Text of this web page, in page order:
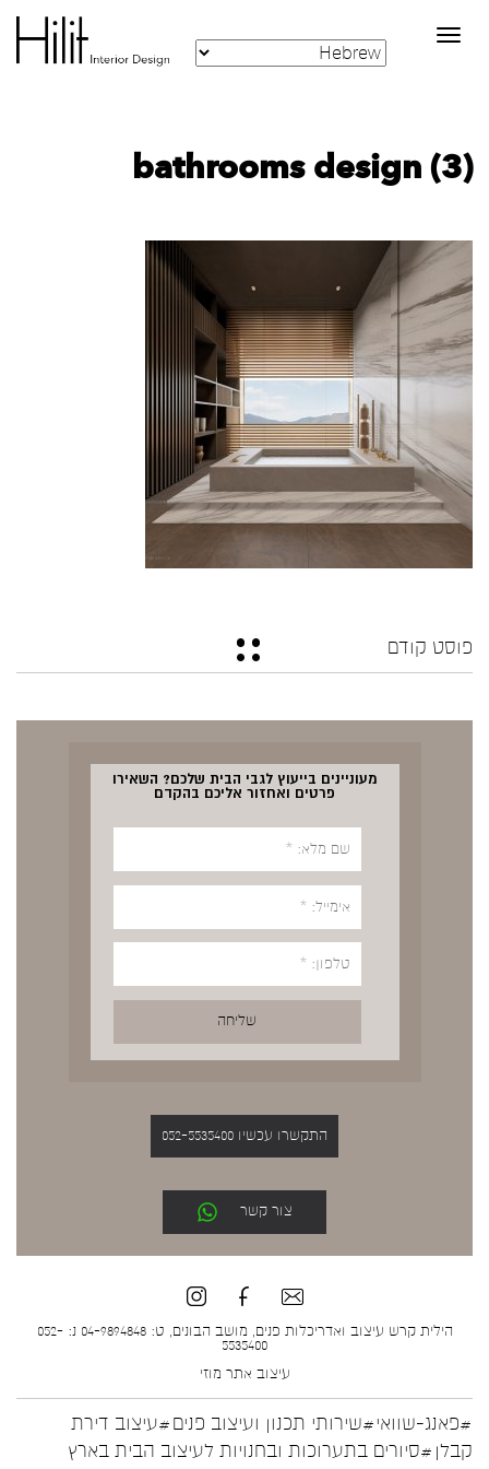
Toggle
navigation
bathrooms design (3)
פוסט קודם
מעוניינים בייעוץ לגבי הבית שלכם? השאירו
פרטים ואחזור אליכם בהקדם
התקשרו עכשיו 052-5535400
צור קשר
הילית קרש עיצוב ואדריכלות פנים, מושב הבונים, ט: 04-9894848 נ: 052-
5535400
עיצוב אתר מוזי
#פאנג-שוואי#שירותי תכנון ועיצוב פנים#עיצוב דירת
קבלן #סיורים בתערוכות ובחנויות לעיצוב הבית בארץ